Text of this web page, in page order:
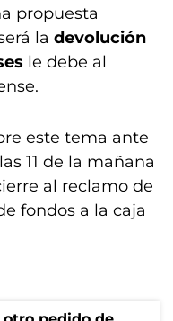
propuesta
la devolución
le debe al
este tema ante
11 de la mañana
al reclamo de
fondos a la caja